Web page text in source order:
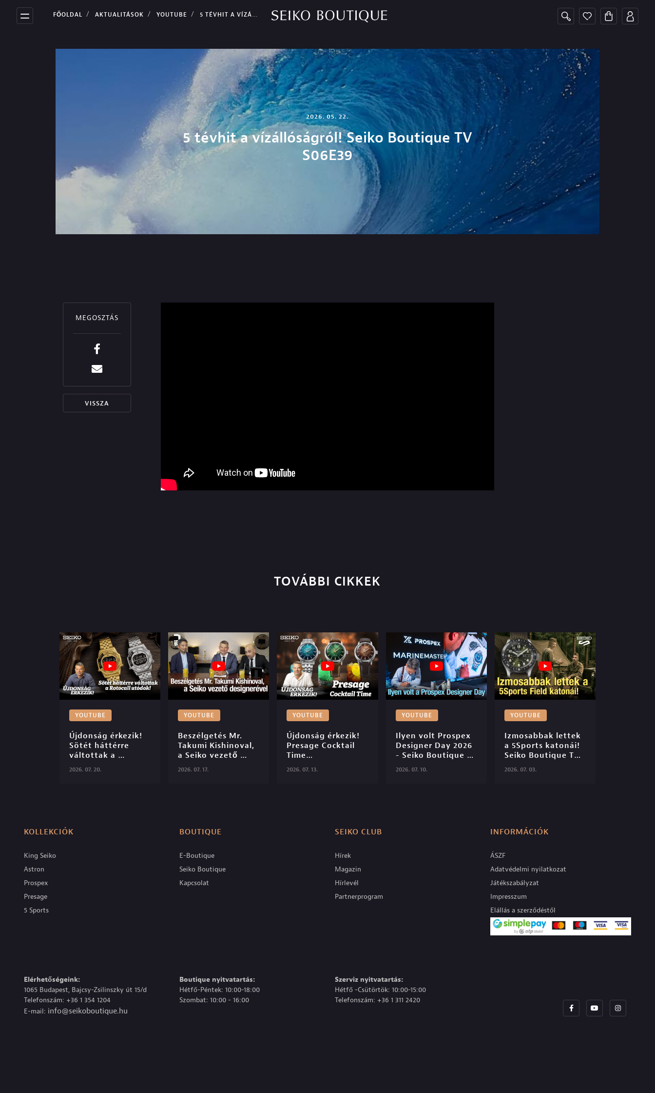
FŐOLDAL AKTUALITÁSOK YOUTUBE 5 TÉVHIT A VÍZÁLLÓSÁGRÓL! SEIKO BOUTIQUE TV S06E39
2026. 05. 22.
5 tévhit a vízállóságról! Seiko Boutique TV
S06E39
MEGOSZTÁS
VISSZA
TOVÁBBI CIKKEK
YOUTUBE
Újdonság érkezik!
Sötét háttérre
váltottak a
Rotocall utódok!
2026. 07. 20.
YOUTUBE
Beszélgetés Mr.
Takumi Kishinoval,
a Seiko vezető
designerével -
2026. 07. 17.
YOUTUBE
Újdonság érkezik!
Presage Cocktail
Time
2026. 07. 13.
YOUTUBE
Ilyen volt Prospex
Designer Day 2026
- Seiko Boutique
TV - S06E26
2026. 07. 10.
YOUTUBE
Izmosabbak lettek
a 5Sports katonái!
Seiko Boutique TV
S06E45
2026. 07. 03.
KOLLEKCIÓK
King Seiko
Astron
Prospex
Presage
5 Sports
BOUTIQUE
E-Boutique
Seiko Boutique
Kapcsolat
SEIKO CLUB
Hírek
Magazin
Hírlevél
Partnerprogram
INFORMÁCIÓK
ÁSZF
Adatvédelmi nyilatkozat
Játékszabályzat
Impresszum
Elállás a szerződéstől
Elérhetőségeink:
1065 Budapest, Bajcsy-Zsilinszky út 15/d
Telefonszám: +36 1 354 1204
E-mail: info@seikoboutique.hu
Boutique nyitvatartás:
Hétfő-Péntek: 10:00-18:00
Szombat: 10:00 - 16:00
Szerviz nyitvatartás:
Hétfő -Csütörtök: 10:00-15:00
Telefonszám: +36 1 311 2420